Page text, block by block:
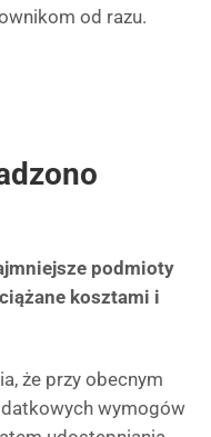
od razu.
podmioty
kosztami i
że przy obecnym
wymogów